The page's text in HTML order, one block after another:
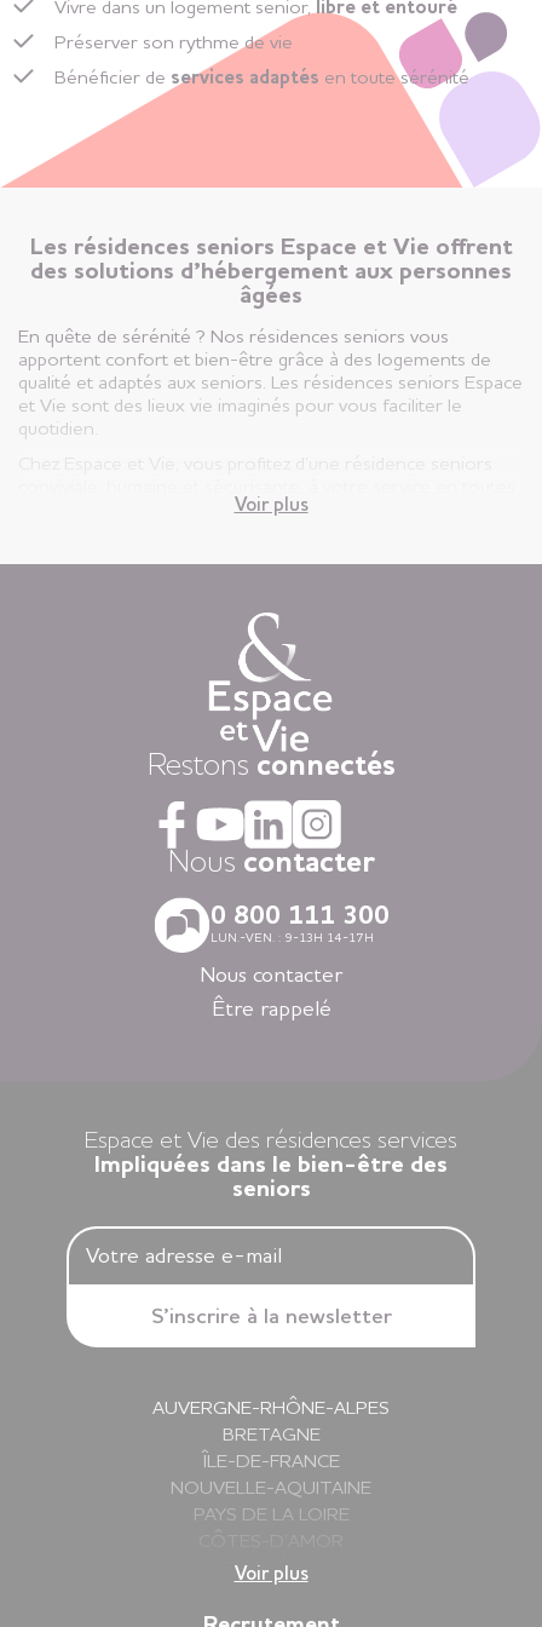
Vivre dans un logement senior, libre et entouré
Préserver son rythme de vie
Bénéficier de services adaptés en toute sérénité
Les résidences seniors Espace et Vie offrent
des solutions d’hébergement aux personnes
âgées
En quête de sérénité ? Nos résidences seniors vous
apportent confort et bien-être grâce à des logements de
qualité et adaptés aux seniors. Les résidences seniors Espace
et Vie sont des lieux vie imaginés pour vous faciliter le
quotidien.
vie privatif et vous êtes libre d’y vivre selon votre rythme et
Chaque jour, nous mettons à disposition des animations
variées auxquelles, vous restez libre d’y participer, une
restauration « fait-maison », et une aide à la personne
attentionnée, réalisée par des équipes de professionnels
Dans nos résidences pour personnes âgées vous vivez dans
la tranquillité grâce au dispositif d’appel d’urgence et la
coordination médicale inclues. Faites le choix du confort
avec la restauration, la blanchisserie, l’espace coiffure-beauté
ou l’espace forme et détente à votre disposition dans vos
espaces communs.
Avec nos logements modernes et spécialement adaptés aux
personnes âgées vous vivez en toute autonomie dans des
villes agréables et des environnements soigneusement
sélectionnés en Nouvelle-Aquitaine, en Auvergne-Rhône-
Alpes, en Ile-de-France, en Bretagne et dans les Pays de la
Voir plus
Restons connectés
Nous contacter
0 800 111 300
LUN.-VEN. : 9-13H 14-17H
Nous contacter
Être rappelé
Espace et Vie des résidences services
Impliquées dans le bien-être des
seniors
AUVERGNE-RHÔNE-ALPES
BRETAGNE
ÎLE-DE-FRANCE
NOUVELLE-AQUITAINE
PAYS DE LA LOIRE
DEUX-SÈVRES
GIRONDE
Voir plus